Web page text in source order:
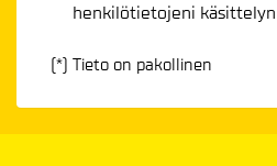
henkilötietojeni käsittelyn
(*) Tieto on pakollinen